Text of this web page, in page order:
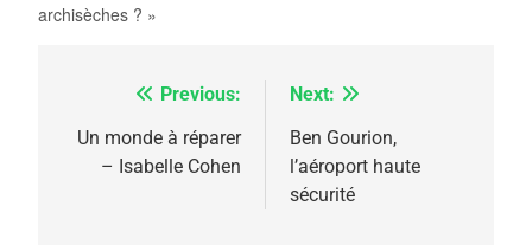
archisèches ? »
Navigation
de
Previous:
Un monde à réparer
– Isabelle Cohen
Next:
Ben Gourion,
l’aéroport haute
sécurité